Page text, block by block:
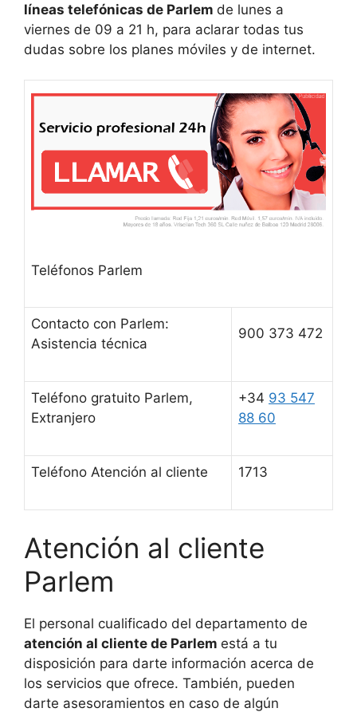
líneas telefónicas de Parlem de lunes a
viernes de 09 a 21 h, para aclarar todas tus
dudas sobre los planes móviles y de internet.
Teléfonos Parlem
Contacto con Parlem:
Asistencia técnica
900 373 472
Teléfono gratuito Parlem,
Extranjero
+34 93 547
88 60
Teléfono Atención al cliente 1713
Atención al cliente
Parlem
El personal cualificado del departamento de
atención al cliente de Parlem está a tu
disposición para darte información acerca de
los servicios que ofrece. También, pueden
darte asesoramientos en caso de algún